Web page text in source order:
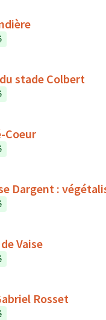
stade Colbert
Coeur
Dargent :
Vaise
Rosset